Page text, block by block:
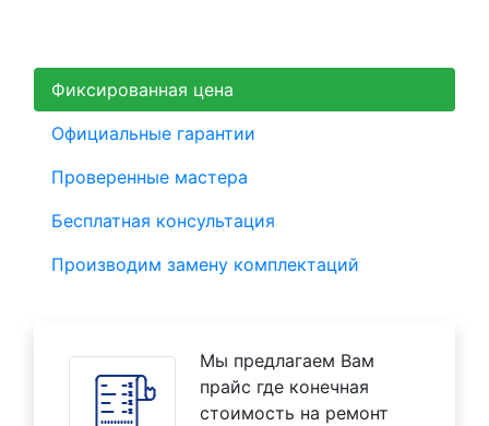
Фиксированная цена
Официальные гарантии
Проверенные мастера
Бесплатная консультация
Производим замену комплектаций
Мы предлагаем Вам
прайс где конечная
стоимость на ремонт